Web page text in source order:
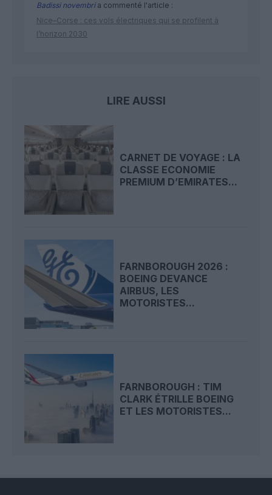
Badissi novembria commenté l'article :
Nice–Corse : ces vols électriques qui se profilent à
l’horizon 2030
LIRE AUSSI
CARNET DE VOYAGE : LA
CLASSE ECONOMIE
PREMIUM D’EMIRATES...
FARNBOROUGH 2026 :
BOEING DEVANCE
AIRBUS, LES
MOTORISTES...
FARNBOROUGH : TIM
CLARK ÉTRILLE BOEING
ET LES MOTORISTES...